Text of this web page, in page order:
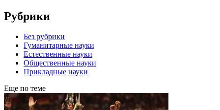
Рубрики
Без рубрики
Гуманитарные науки
Естественные науки
Общественные науки
Прикладные науки
Еще по теме